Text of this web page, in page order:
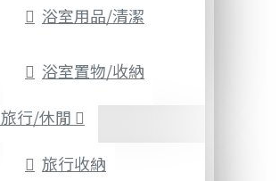
浴室用品/清潔
浴室置物/收納
旅行/休閒
旅行收納